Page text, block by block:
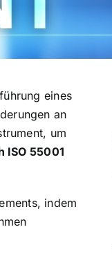
eines
an
um
55001
indem